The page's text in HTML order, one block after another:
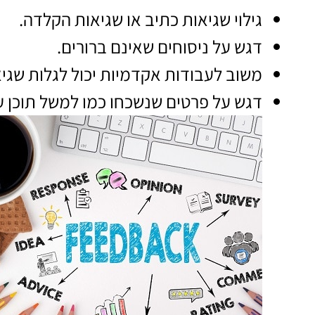
גילוי שגיאות כתיב או שגיאות הקלדה.
דגש על ניסוחים שאינם ברורים.
משוב לעבודות אקדמיות יכול לגלות
דגש על פרטים שנשכחו כמו למשל תוכן